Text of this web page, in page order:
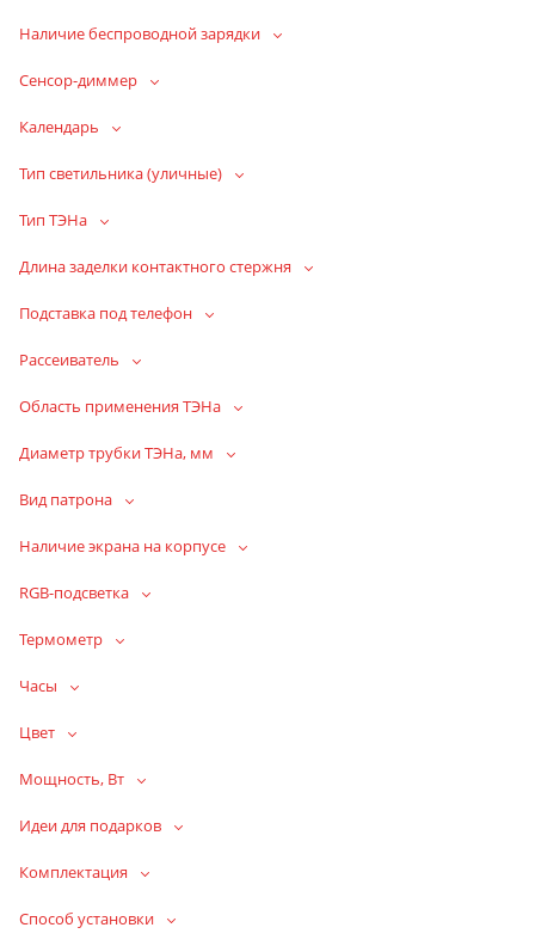
Наличие беспроводной зарядки
Сенсор-диммер
Календарь
Тип светильника (уличные)
Тип ТЭНа
Длина заделки контактного стержня
Подставка под телефон
Рассеиватель
Область применения ТЭНа
Диаметр трубки ТЭНа, мм
Вид патрона
Наличие экрана на корпусе
RGB-подсветка
Термометр
Часы
Цвет
Мощность, Вт
Идеи для подарков
Комплектация
Способ установки